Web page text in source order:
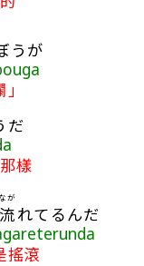
うが
だ
樣
流
なが
れてるんだ
滾